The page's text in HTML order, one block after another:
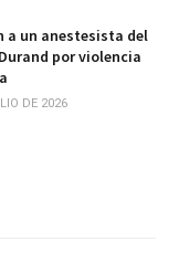
a un anestesista del
por violencia
DE 2026